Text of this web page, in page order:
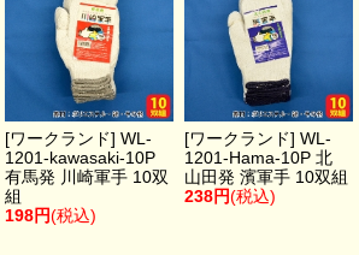
[ワークランド] WL-
1201-kawasaki-10P
有馬発 川崎軍手 10双
組
198円(税込)
[ワークランド] WL-
1201-Hama-10P 北
山田発 濱軍手 10双組
238円(税込)